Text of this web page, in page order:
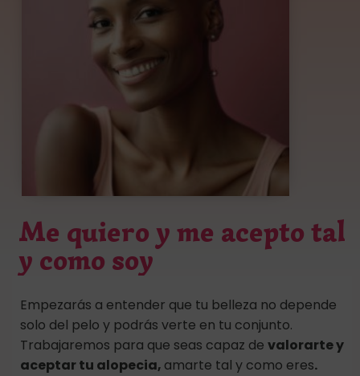
Me quiero y me acepto tal
y como soy
Empezarás a entender que tu belleza no depende
solo del pelo y podrás verte en tu conjunto.
Trabajaremos para que seas capaz de valorarte y
aceptar tu alopecia, amarte tal y como eres.